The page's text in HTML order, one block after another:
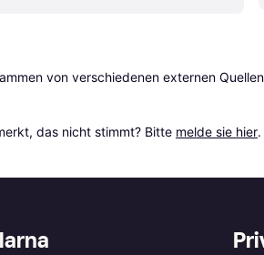
von verschiedenen externen
das nicht stimmt? Bitte melde sie hier.